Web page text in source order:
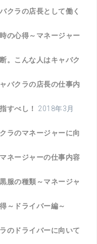
クラの店長として働く
の心得～マネージャー
。こんな人はキャバク
バクラの店長の仕事内
すべし！
2018年3月
ラのマネージャーに向
ネージャーの仕事内容
服の種類～マネージャ
～ドライバー編～
のドライバーに向いて